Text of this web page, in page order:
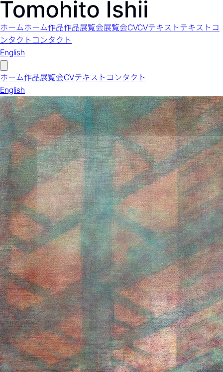
ホームホーム作品作品展覧会展覧会CVCVテキストテキスト コ
ンタクト コンタクト
English
ホーム作品展覧会CVテキスト コンタクト
English